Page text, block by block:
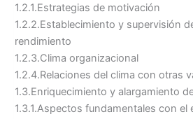
1.2.1.Estrategias de motivación
1.2.2.Establecimiento y supervisión
rendimiento
1.2.3.Clima organizacional
1.2.4.Relaciones del clima con otras
1.3.Enriquecimiento y alargamiento
1.3.1.Aspectos fundamentales con el